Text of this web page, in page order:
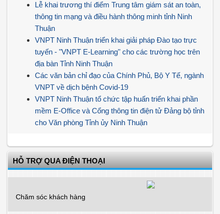
Lễ khai trương thí điểm Trung tâm giám sát an toàn,
thông tin mạng và điều hành thông minh tỉnh Ninh
Thuận
VNPT Ninh Thuận triển khai giải pháp Đào tạo trực
tuyến - "VNPT E-Learning" cho các trường học trên
địa bàn Tỉnh Ninh Thuận
Các văn bản chỉ đạo của Chính Phủ, Bộ Y Tế, ngành
VNPT về dịch bệnh Covid-19
VNPT Ninh Thuận tổ chức tập huấn triển khai phần
mềm E-Office và Cổng thông tin điện tử Đảng bộ tỉnh
cho Văn phòng Tỉnh ủy Ninh Thuận
HỖ TRỢ QUA ĐIỆN THOẠI
Chăm sóc khách hàng